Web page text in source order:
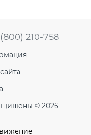
210-758
© 2026